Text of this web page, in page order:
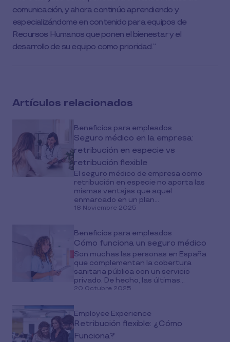
media
comunicación, y ahora continúo aprendiendo y
especializándome en contenido para equipos de
Recursos Humanos que ponen el bienestar y el
desarrollo de su equipo como prioridad.
Artículos relacionados
Beneficios para empleados
Seguro médico en la empresa:
retribución en especie vs
retribución flexible
El seguro médico de empresa como
retribución en especie no aporta las
mismas ventajas que aquel
enmarcado en un plan...
18 Noviembre 2025
Beneficios para empleados
Cómo funciona un seguro médico
Son muchas las personas en España
que complementan la cobertura
sanitaria pública con un servicio
privado. De hecho, las últimas...
20 Octubre 2025
Employee Experience
Retribución flexible: ¿Cómo
Funciona?